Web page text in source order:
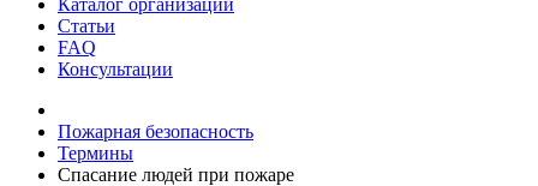
Каталог организаций
Статьи
FAQ
Консультации
Пожарная безопасность
Термины
Спасание людей при пожаре